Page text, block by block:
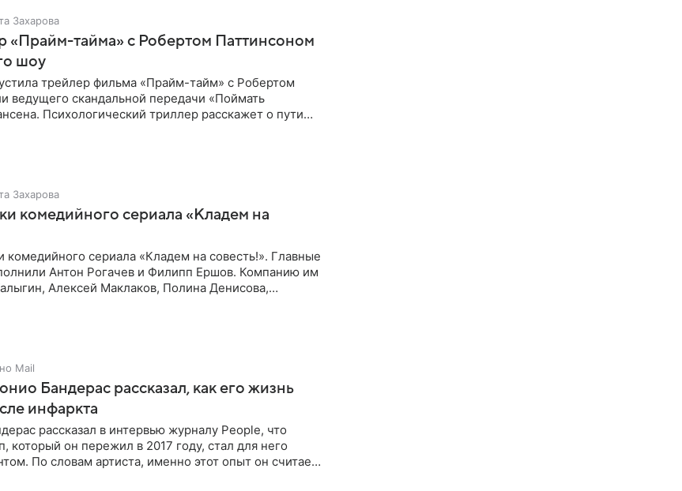
Захарова
«Прайм-тайма» с Робертом Паттинсоном
шоу
трейлер фильма «Прайм-тайм» с Робертом
ведущего скандальной передачи «Поймать
Психологический триллер расскажет о пути
Захарова
комедийного сериала «Кладем на
комедийного сериала «Кладем на совесть!». Главные
Антон Рогачев и Филипп Ершов. Компанию им
Алексей Маклаков, Полина Денисова,
Mail
Бандерас рассказал, как его жизнь
инфаркта
рассказал в интервью журналу People, что
который он пережил в 2017 году, стал для него
По словам артиста, именно этот опыт он считает